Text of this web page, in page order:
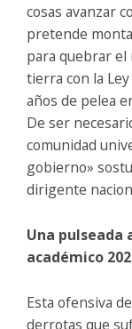
cosas avanzar
pretende
para quebrar
tierra con la
años de pelea
De ser
comunidad
gobierno»
dirigente
Una pulseada
académico
Esta ofensiva
derrotas que